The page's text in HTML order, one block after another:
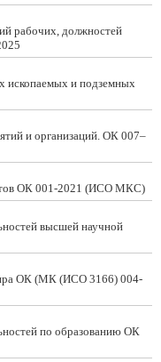
рабочих, должностей
ископаемых и подземных
и организаций. ОК 007–
ОК 001-2021 (ИСО МКС)
высшей научной
ОК (МК (ИСО 3166) 004-
по образованию ОК